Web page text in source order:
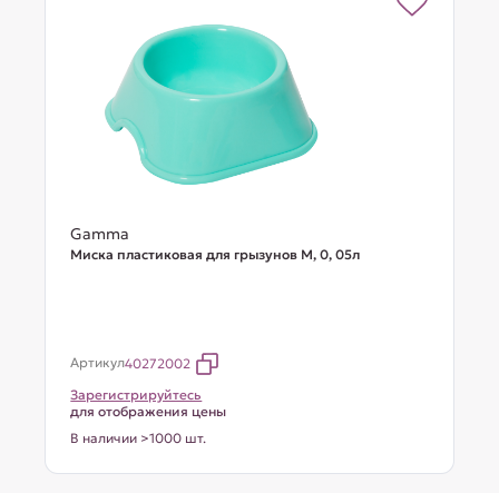
Gamma
Миска пластиковая для грызунов M, 0, 05л
Артикул40272002
Зарегистрируйтесь
для отображения цены
В наличии >1000 шт.